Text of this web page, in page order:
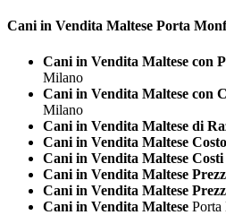
Cani in Vendita Maltese Porta
Cani in Vendita Maltese con
Milano
Cani in Vendita Maltese con
Milano
Cani in Vendita Maltese di
Cani in Vendita Maltese Costo
Cani in Vendita Maltese Costi
Cani in Vendita Maltese
Cani in Vendita Maltese
Cani in Vendita Maltese